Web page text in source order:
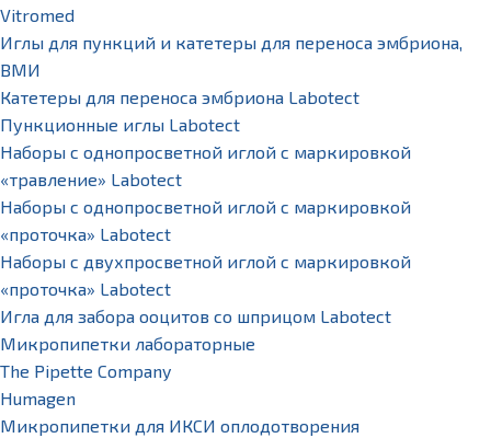
Vitromed
Иглы для пункций и катетеры для переноса эмбриона,
ВМИ
Катетеры для переноса эмбриона Labotect
Пункционные иглы Labotect
Наборы с однопросветной иглой с маркировкой
«травление» Labotect
Наборы с однопросветной иглой с маркировкой
«проточка» Labotect
Наборы с двухпросветной иглой с маркировкой
«проточка» Labotect
Игла для забора ооцитов со шприцом Labotect
Микропипетки лабораторные
The Pipette Company
Humagen
Микропипетки для ИКСИ оплодотворения